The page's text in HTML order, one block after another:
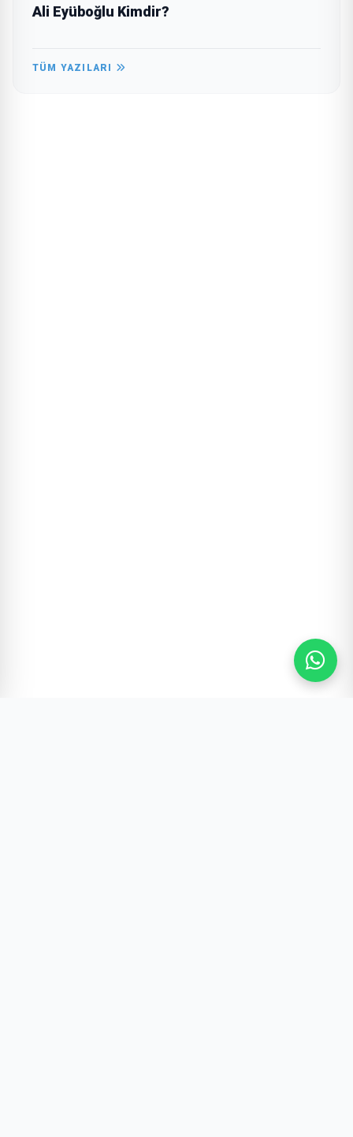
Ali Eyüboğlu Kimdir?
TÜM YAZILARI